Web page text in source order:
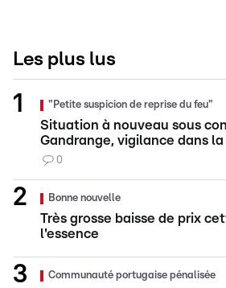
Les plus lus
"Petite suspicion de reprise du feu"
Situation à nouveau sous
Gandrange, vigilance dans la
0
Bonne nouvelle
Très grosse baisse de prix
l'essence
Communauté portugaise pénalisée